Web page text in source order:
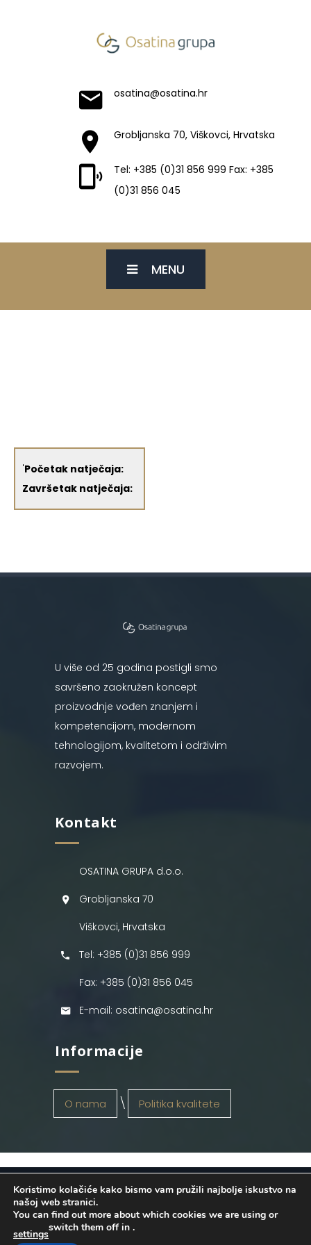
osatina@osatina.hr
Grobljanska 70, Viškovci, Hrvatska
Tel: +385 (0)31 856 999 Fax: +385
(0)31 856 045
MENU
'Početak natječaja:
Završetak natječaja:
U više od 25 godina postigli smo
savršeno zaokružen koncept
proizvodnje vođen znanjem i
kompetencijom, modernom
tehnologijom, kvalitetom i održivim
razvojem.
Kontakt
OSATINA GRUPA d.o.o.
Grobljanska 70
Viškovci, Hrvatska
Tel: +385 (0)31 856 999
Fax: +385 (0)31 856 045
E-mail: osatina@osatina.hr
Informacije
O nama Politika kvalitete
OSATINA GRUPA d.o.o. 2026
. Configured
byINFOS Osijek. Sva prava pridržana.
Koristimo kolačiće kako bismo vam pružili najbolje iskustvo na
našoj web stranici.
You can find out more about which cookies we are using or
switch them off in
settings
.